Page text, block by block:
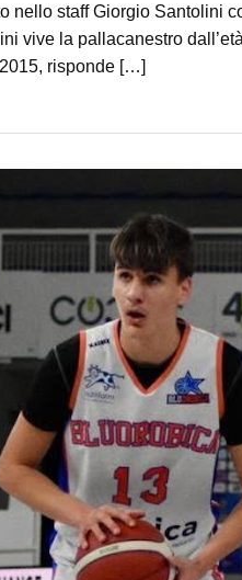
nello staff Giorgio Santolini
vive la pallacanestro
risponde […]